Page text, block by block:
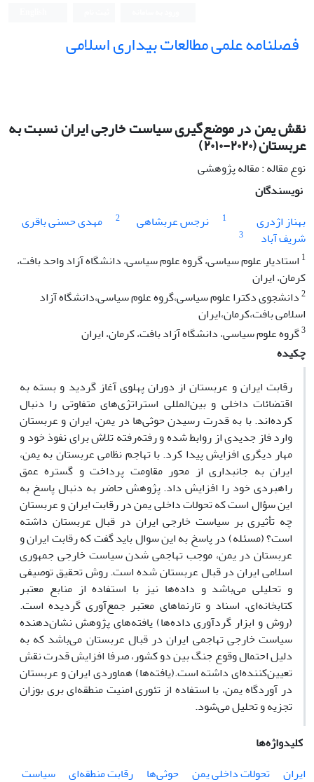
فصلنامه علمی مطالعات بیداری اسلامی
نقش یمن در موضع‌گیری سیاست خارجی ایران نسبت به
عربستان (٢۰٢۰-٢۰۱۰)
نوع مقاله : مقاله پژوهشی
نویسندگان
بهناز اژدری
1 نرجس عربشاهی 2
مهدی حسنی باقری
شریف آباد
3
1 استادیار علوم سیاسی، گروه علوم سیاسی، دانشگاه آزاد واحد بافت،
کرمان، ایران
2دانشجوی دکترا علوم سیاسی،گروه علوم سیاسی،دانشگاه آزاد
اسلامی بافت،کرمان،ایران
3گروه علوم سیاسی، دانشگاه آزاد بافت، کرمان، ایران
چکیده
رقابت ایران و عربستان از دوران پهلوی آغاز گردید و بسته به
اقتضائات داخلی و بین‌المللی استراتژی‌های متفاوتی را دنبال
کرده‌اند. با به قدرت رسیدن حوثی‌ها در یمن، ایران و عربستان
وارد فاز جدیدی از روابط شده و رفته‌رفته تلاش برای نفوذ خود و
مهار دیگری افزایش پیدا کرد. با تهاجم نظامی عربستان به یمن،
ایران به جانبداری از محور مقاومت پرداخت و گستره عمق
راهبردی خود را افزایش داد. پژوهش حاضر به دنبال پاسخ به
این سؤال است که تحولات داخلی یمن در رقابت ایران و عربستان
چه تأثیری بر سیاست خارجی ایران در قبال عربستان داشته
است؟ (مسئله) در پاسخ به این سوال باید گفت که رقابت ایران و
عربستان در یمن، موجب تهاجمی شدن سیاست خارجی جمهوری
اسلامی ایران در قبال عربستان شده است. روش تحقیق توصیفی
و تحلیلی می‌باشد و داده‌ها نیز با استفاده از منابع معتبر
کتابخانه‌ای، اسناد و تارنماهای معتبر جمع‌آوری گردیده است.
(روش و ابزار گردآوری داده‌ها) یافته‌های پژوهش نشان‌دهنده
سیاست خارجی تهاجمی ایران در قبال عربستان می‌باشد که به
دلیل احتمال وقوع جنگ بین دو کشور، صرفا افزایش قدرت نقش
تعیین‌کننده‌ای داشته است.(یافته‌ها) هماوردی ایران و عربستان
در آوردگاه یمن، با استفاده از تئوری امنیت منطقه‌ای بری بوزان
تجزیه و تحلیل می‌شود.
کلیدواژه‌ها
ایران
تحولات داخلی یمن حوثی‌ها رقابت منطقه‌ای
سیاست